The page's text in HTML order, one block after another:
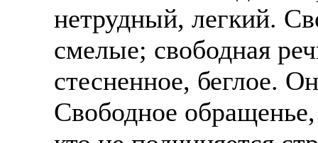
нетрудный, легкий.
смелые; свободная
стесненное, беглое.
Свободное